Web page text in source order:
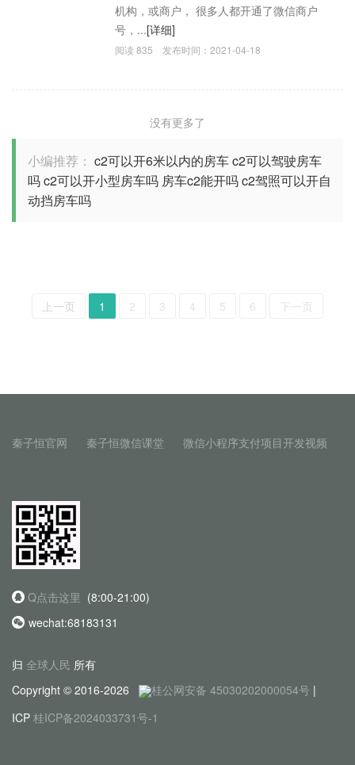
机构，或商户， 很多人都开通了微信商户
号，...[详细]
阅读835 发布时间：2021-04-18
没有更多了
小编推荐： c2可以开6米以内的房车c2可以驾驶房车
吗c2可以开小型房车吗 房车c2能开吗c2驾照可以开自
动挡房车吗
上一页 1 2 3 4 5 6 下一页
秦子恒官网 秦子恒微信课堂 微信小程序支付项目开发视频
Q点击这里 (8:00-21:00)
wechat:68183131
归 全球人民 所有
Copyright © 2016-2026
桂公网安备 45030202000054号 |
ICP 桂ICP备2024033731号-1